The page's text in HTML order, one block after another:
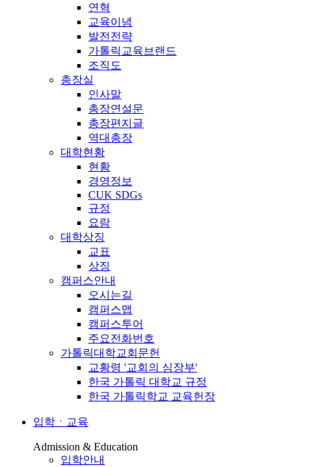
연혁
교육이념
발전전략
가톨릭교육브랜드
조직도
총장실
인사말
총장연설문
총장편지글
역대총장
대학현황
현황
경영정보
CUK SDGs
규정
요람
대학상징
교표
상징
캠퍼스안내
오시는길
캠퍼스맵
캠퍼스투어
주요전화번호
가톨릭대학교회문헌
교황령 '교회의 심장부'
한국 가톨릭 대학교 규정
한국 가톨릭학교 교육헌장
입학ㆍ교육
Admission & Education
입학안내